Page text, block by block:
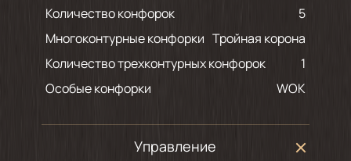
Количество конфорок
5
Многоконтурные конфорки
Тройная корона
Количество трехконтурных конфорок
1
Особые конфорки
WOK
Управление